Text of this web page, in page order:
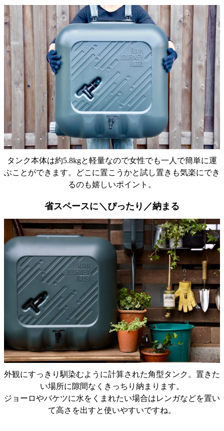
昨日自分で設置してみました。エアコンの室外機があ
るため、延長ホースをつかいま した。 夜雨が降ったの
で、朝タンクをみたら満水になっていました。 ガーデ
タンク本体は約5.8kgと軽量なので女性でも一人で簡単に運
ぶことができます。どこに置こうかと試し置きも気楽にでき
るのも嬉しいポイント。
省スペースに＼ぴったり／納まる
外観にすっきり馴染むように計算された角型タンク。置きた
い場所に隙間なくきっちり納まります。
ジョーロやバケツに水をくまれたい場合はレンガなどを置い
て高さを出すと使いやすいですね。